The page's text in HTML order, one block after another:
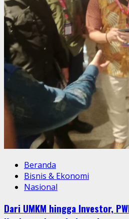
Beranda
Bisnis & Ekonomi
Nasional
Dari UMKM hingga Investor,